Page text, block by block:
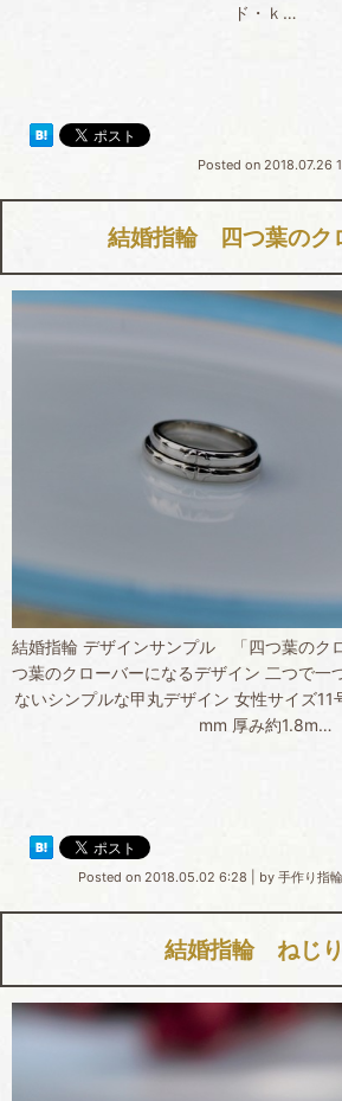
ド・ｋ…
Posted on 2018.07.26
結婚指輪 四つ葉のク
結婚指輪 デザインサンプル 「四つ葉のク
つ葉のクローバーになるデザイン 二つで一
ないシンプルな甲丸デザイン 女性サイズ
mm 厚み約1.8m…
Posted on 2018.05.02 6:28 by 手作り指
結婚指輪 ねじ